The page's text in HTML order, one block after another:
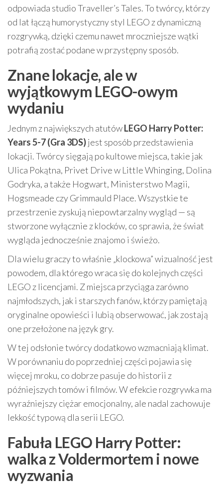
odpowiada studio Traveller’s Tales. To twórcy, którzy
od lat łączą humorystyczny styl LEGO z dynamiczną
rozgrywką, dzięki czemu nawet mroczniejsze wątki
potrafią zostać podane w przystępny sposób.
Znane lokacje, ale w
wyjątkowym LEGO-owym
wydaniu
Jednym z największych atutówLEGO Harry Potter:
Years 5-7 (Gra 3DS)jest sposób przedstawienia
lokacji. Twórcy sięgają po kultowe miejsca, takie jak
Ulica Pokątna, Privet Drive w Little Whinging, Dolina
Godryka, a także Hogwart, Ministerstwo Magii,
Hogsmeade czy Grimmauld Place. Wszystkie te
przestrzenie zyskują niepowtarzalny wygląd — są
stworzone wyłącznie z klocków, co sprawia, że świat
wygląda jednocześnie znajomo i świeżo.
Dla wielu graczy to właśnie „klockowa” wizualność jest
powodem, dla którego wraca się do kolejnych części
LEGO z licencjami. Z miejsca przyciąga zarówno
najmłodszych, jak i starszych fanów, którzy pamiętają
oryginalne opowieści i lubią obserwować, jak zostają
one przełożone na język gry.
W tej odsłonie twórcy dodatkowo wzmacniają klimat.
W porównaniu do poprzedniej części pojawia się
więcej mroku, co dobrze pasuje do historii z
późniejszych tomów i filmów. W efekcie rozgrywka ma
wyraźniejszy ciężar emocjonalny, ale nadal zachowuje
lekkość typową dla serii LEGO.
Fabuła LEGO Harry Potter:
walka z Voldermortem i nowe
wyzwania